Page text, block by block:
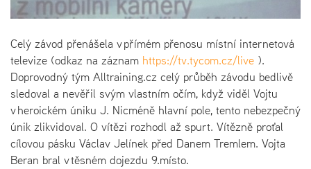
Celý závod přenášela v přímém přenosu místní internetová
televize (odkaz na záznam https://tv.tycom.cz/live ).
Doprovodný tým Alltraining.cz celý průběh závodu bedlivě
sledoval a nevěřil svým vlastním očím, když viděl Vojtu
v heroickém úniku J. Nicméně hlavní pole, tento nebezpečný
únik zlikvidoval. O vítězi rozhodl až spurt. Vítězně proťal
cílovou pásku Václav Jelínek před Danem Tremlem. Vojta
Beran bral v těsném dojezdu 9.místo.